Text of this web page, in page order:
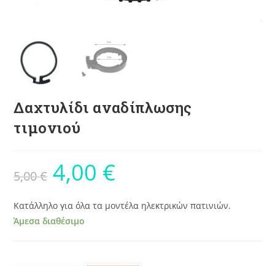
Δαχτυλίδι αναδίπλωσης
τιμονιού
5,00€ 4,00 €
Κατάλληλο για όλα τα μοντέλα ηλεκτρικών πατινιών.
Άμεσα διαθέσιμο